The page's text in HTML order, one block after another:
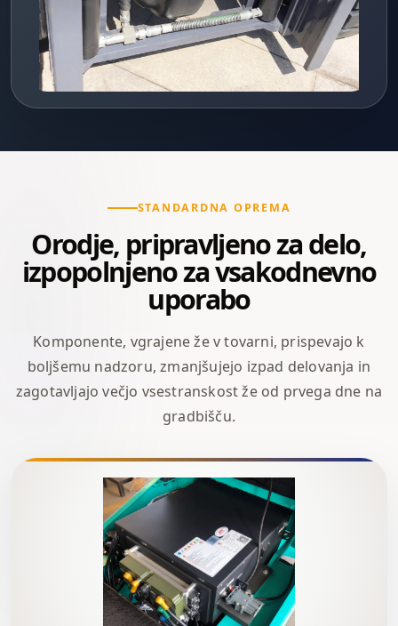
STANDARDNA OPREMA
Orodje, pripravljeno za delo,
izpopolnjeno za vsakodnevno
uporabo
Komponente, vgrajene že v tovarni, prispevajo k
boljšemu nadzoru, zmanjšujejo izpad delovanja in
zagotavljajo večjo vsestranskost že od prvega dne na
gradbišču.